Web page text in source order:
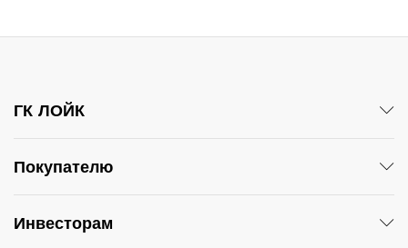
ГК ЛОЙК
Покупателю
Инвесторам